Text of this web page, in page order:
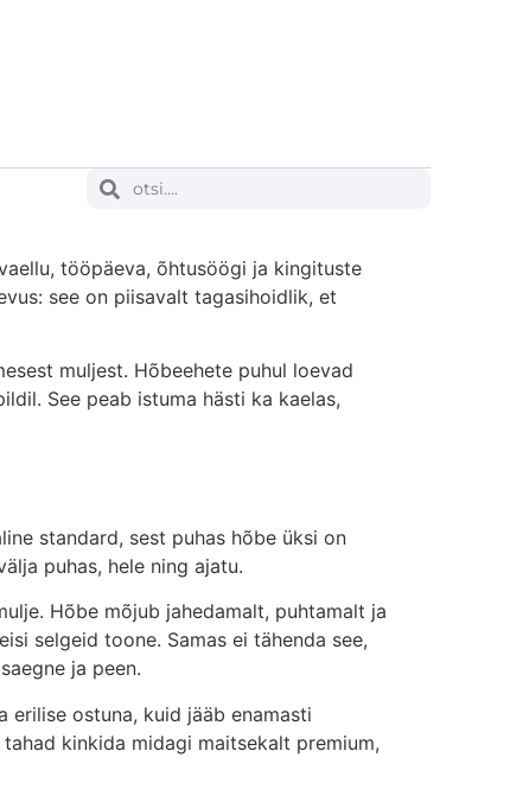
tööpäeva, õhtusöögi ja kingituste
see on piisavalt tagasihoidlik, et
muljest. Hõbeehete puhul loevad
See peab istuma hästi ka kaelas,
standard, sest puhas hõbe üksi on
puhas, hele ning ajatu.
Hõbe mõjub jahedamalt, puhtamalt ja
selgeid toone. Samas ei tähenda see,
ja peen.
ostuna, kuid jääb enamasti
kinkida midagi maitsekalt premium,